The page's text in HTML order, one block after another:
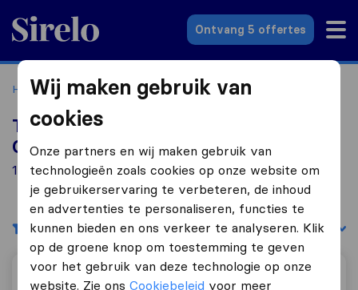
Sirelo.nl
Ontvang 5 offertes
Home Verhuisbedrijven Verhuisbedrijven 's-Gravendeel
Top 10 verhuisbedrijven in 's-
Gravendeel
13 verhuisbedrijven gevonden in 's-Gravendeel
Filters Sorteer op:
Kadi Verhuisservice
Wij maken gebruik van
cookies
Onze partners en wij maken gebruik van
technologieën zoals cookies op onze website om
je gebruikerservaring te verbeteren, de inhoud
en advertenties te personaliseren, functies te
kunnen bieden en ons verkeer te analyseren. Klik
op de groene knop om toestemming te geven
voor het gebruik van deze technologie op onze
website. Zie onsCookiebeleid voor meer